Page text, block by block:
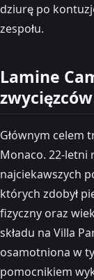
dziurę po
zespołu.
Lamine
Głównym celem
Monaco. 22-letni
najciekawszych
których zdobył
fizyczny oraz
składu na Villa
osamotniona w
pomocnikiem